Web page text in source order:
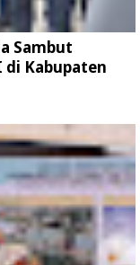
Sambut
di Kabupaten